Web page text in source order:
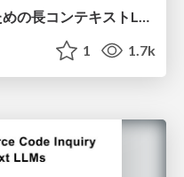
ソースコード問い合わせのための長コンテキストLLM向けRAG手法の提案
1 1.7k